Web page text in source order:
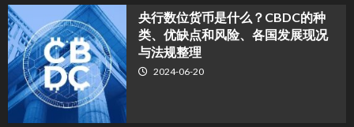
央行数位货币是什么？CBDC的种
类、优缺点和风险、各国发展现况
与法规整理
2024-06-20